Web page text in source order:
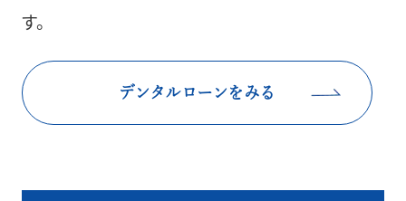
す。
デンタルローンをみる